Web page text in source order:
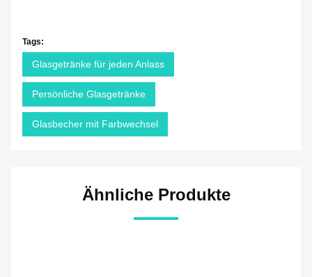
Tags:
Glasgetränke für jeden Anlass
Persönliche Glasgetränke
Glasbecher mit Farbwechsel
Ähnliche Produkte